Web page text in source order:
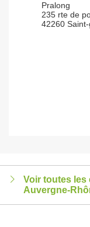
Pralong
235 rte de
42260
Voir toutes les
Auvergne-